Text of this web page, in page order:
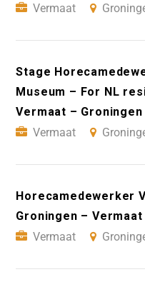
Vermaat
Stage
Museum – For NL
Vermaat – Groningen
Vermaat
Horecamedewerker
Groningen –
Vermaat